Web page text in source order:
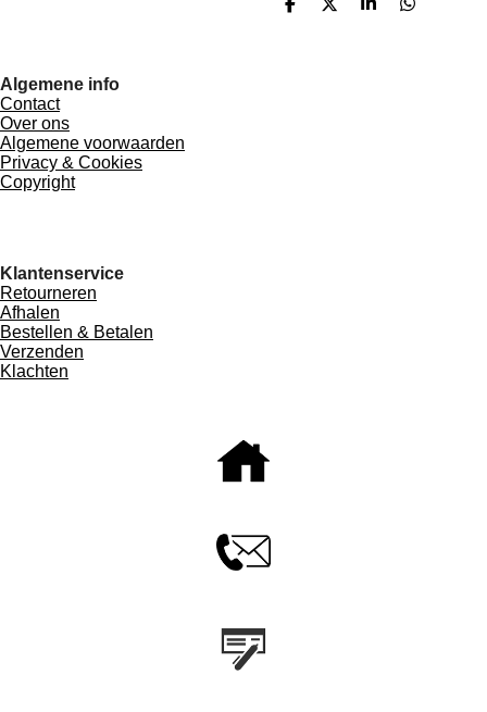
D
D
S
D
Algemene info
Contact
Over ons
Algemene voorwaarden
Privacy & Cookies
Copyright
Klantenservice
Retourneren
Afhalen
Bestellen & Betalen
Verzenden
Klachten